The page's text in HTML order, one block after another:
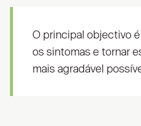
O principal objectivo
os sintomas e tornar
mais agradável